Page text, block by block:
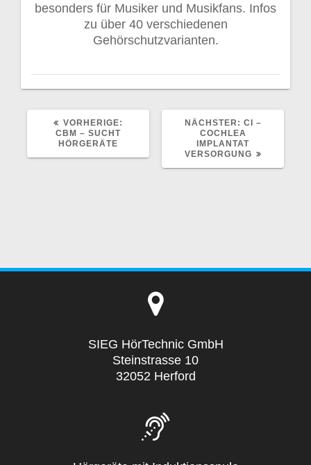
besonders für Musiker und Musikfans. Infos
zu über 40 verschiedenen
Gehörschutzvarianten.
VORHERIGE: VORHERIGER
CBM – SUCHT
HÖRGERÄTE
NÄCHSTER: NÄCHSTER
BEITRAG:
CI –
COCHLEA
IMPLANTAT
VERSORGUNG
SIEG HörTechnic GmbH
Steinstrasse 10
32052 Herford